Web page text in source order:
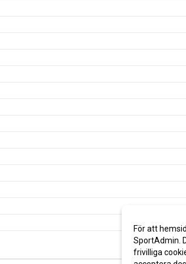
För att
SportAdmin.
frivilliga